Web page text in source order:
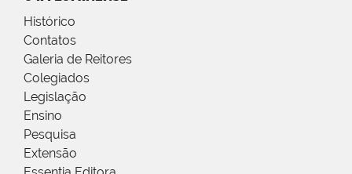
Histórico
Contatos
Galeria de Reitores
Colegiados
Legislação
Ensino
Pesquisa
Extensão